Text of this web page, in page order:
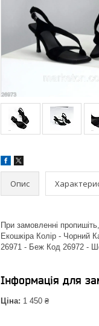
Опис
При замовленні
Екошкіра Колір - Чорний
26971 - Беж Код 26972 -
Інформація для
Ціна: 1 450 ₴